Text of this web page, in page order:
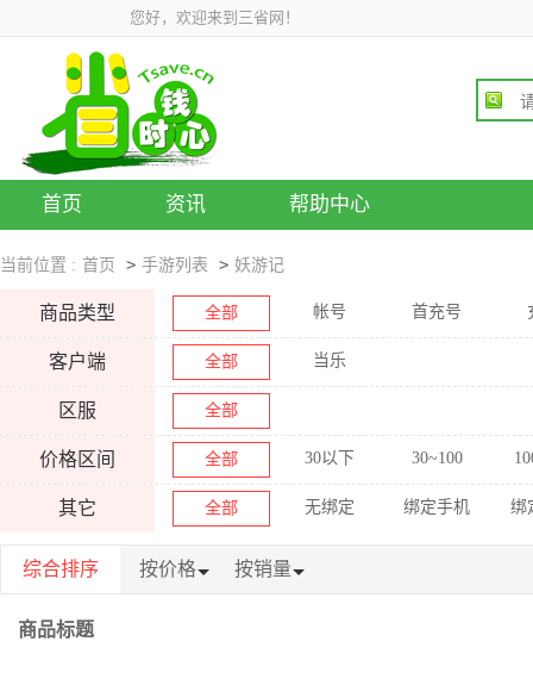
您好，欢迎来到三省网！
首页 资讯 帮助中心
当前位置 : 首页 > 手游列表 > 妖游记
商品类型 全部 帐号 首充号
客户端 全部 当乐
区服 全部
价格区间 全部 30以下 30~100
其它 全部 无绑定 绑定手机 绑
综合排序 按价格 按销量
商品标题